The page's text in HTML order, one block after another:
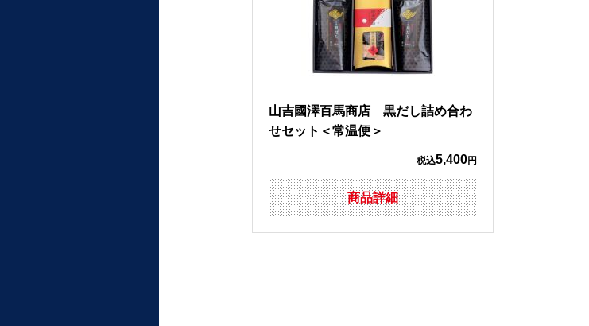
山吉國澤百馬商店 黒だし詰め合わ
せセット＜常温便＞
税込5,400円
商品詳細